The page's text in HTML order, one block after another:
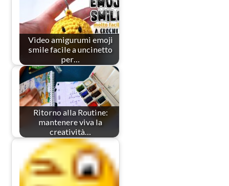
Video amigurumi emoji
smile facile a uncinetto
per…
Ritorno alla Routine:
mantenere viva la
creatività…